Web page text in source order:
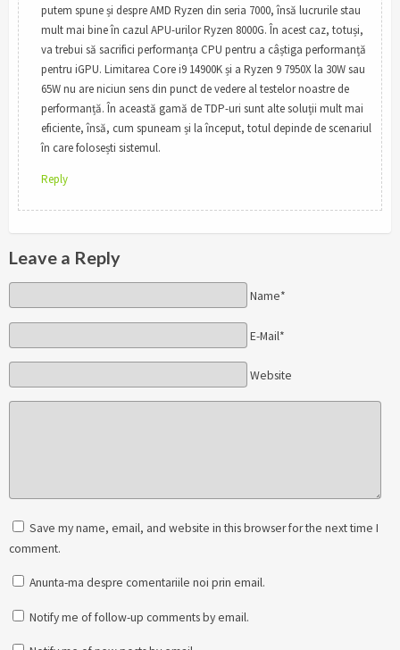
putem spune și despre AMD Ryzen din seria 7000, însă lucrurile stau
mult mai bine în cazul APU-urilor Ryzen 8000G. În acest caz, totuși,
va trebui să sacrifici performanța CPU pentru a câștiga performanță
pentru iGPU. Limitarea Core i9 14900K și a Ryzen 9 7950X la 30W sau
65W nu are niciun sens din punct de vedere al testelor noastre de
performanță. În această gamă de TDP-uri sunt alte soluții mult mai
eficiente, însă, cum spuneam și la început, totul depinde de scenariul
în care folosești sistemul.
Reply
Leave a Reply
Name*
E-Mail*
Website
Save my name, email, and website in this browser for the next time I
comment.
Anunta-ma despre comentariile noi prin email.
Notify me of follow-up comments by email.